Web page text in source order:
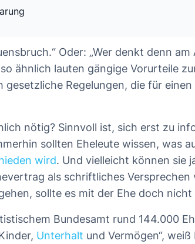
Oder: „Wer denkt denn
ähnlich lauten gängige Vorurteile
gesetzliche Regelungen, die für
nötig? Sinnvoll ist, sich erst zu
sollten Eheleute wissen, was
wird. Und vielleicht können sie
als schriftliches Versprechen
sollte es mit der Ehe doch nicht
Bundesamt rund 144.000
Unterhalt und Vermögen“,